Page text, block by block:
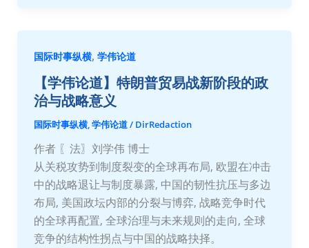
国际时事纵横, 学伟论道
【学伟论道】特朗普贸易战新阶段的政
治与战略意义
国际时事纵横, 学伟论道/ DirRedaction
作者 〖法〗刘学伟 博士
从关税攻势到制度裂变的全球再布局, 欧盟在冲击
中的战略退让与制度暴露, 中国的韧性抗压与多边
布局, 美国政坛内部的分裂与博弈, 战略竞争时代
的全球再配置, 全球治理与未来规则的走向, 全球
竞争的结构性拐点与中国的战略抉择。